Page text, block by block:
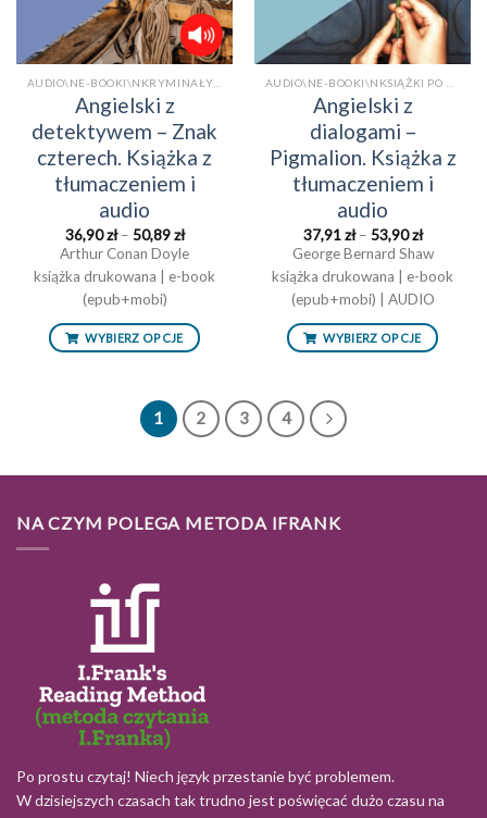
AUDIO\NE-BOOKI\NKRYMINAŁY/SENSACJE\NKSIĄŻKI PO ANGIELSKU Z TŁUMACZENIEM\NKSIĄŻKI TRADYCYJNEAUDIO
Angielski z
detektywem – Znak
czterech. Książka z
tłumaczeniem i
audio
36,90zł – 50,89złZakres
cen:
od
36,90 zł
Arthur Conan Doyle
książka drukowana | e-book
(epub+mobi)
WYBIERZ OPCJE
Angielski z
dialogami –
Pigmalion. Książka z
tłumaczeniem i
audio
37,91zł – 53,90złZakres
cen:
od
37,91 zł
do
53,90 zł
George Bernard Shaw
książka drukowana | e-book
(epub+mobi) | AUDIO
WYBIERZ OPCJE
1 2 3 4
NA CZYM POLEGA METODA IFRANK
Po prostu czytaj! Niech język przestanie być problemem.
W dzisiejszych czasach tak trudno jest poświęcać dużo czasu na